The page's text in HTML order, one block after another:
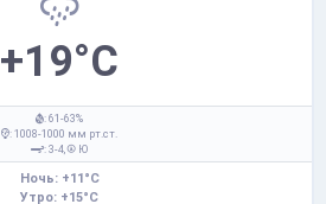
+19°C
: 61-63%
: 1008-1000 мм рт.ст.
: 3-4,
Ю
Ночь: +11°C
Утро: +15°C